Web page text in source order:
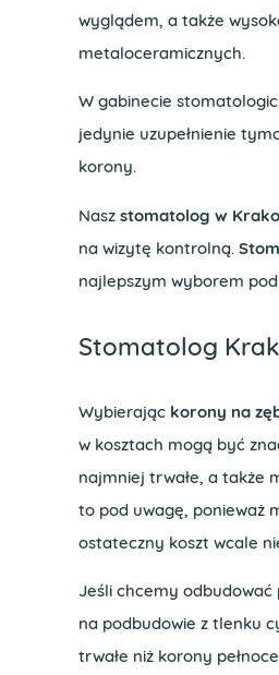
wyglądem, a także
metaloceramicznych.
W gabinecie
jedynie uzupełnienie
korony.
Nasz stomatolog w
na wizytę kontrolną.
najlepszym wyborem
Stomatolog
Wybierając korony na
w kosztach mogą być
najmniej trwałe, a także
to pod uwagę, ponieważ
ostateczny koszt wcale
Jeśli chcemy
na podbudowie z tlenku
trwałe niż korony